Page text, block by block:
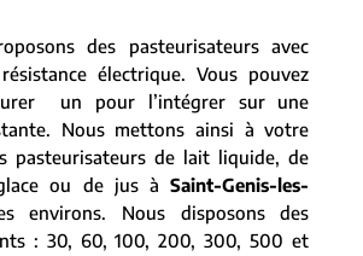
des pasteurisateurs avec
électrique. Vous pouvez
un pour l’intégrer sur une
Nous mettons ainsi à votre
pasteurisateurs de lait liquide, de
ou de jus àSaint-Genis-les-
environs. Nous disposons des
: 30, 60, 100, 200, 300, 500 et